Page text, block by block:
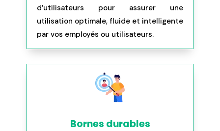
d’utilisateurs pour assurer une
utilisation optimale, fluide et intelligente
par vos employés ou utilisateurs.
Bornes durables